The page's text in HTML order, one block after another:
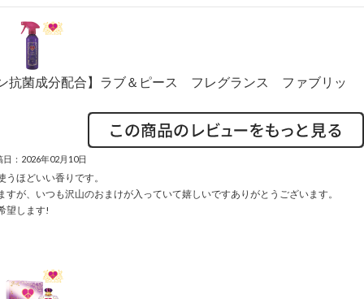
抗菌成分配合】ラブ＆ピース フレグランス ファブリッ
日：2026年02月10日
ほどいい香りです。
が、いつも沢山のおまけが入っていて嬉しいですありがとうございます。
望します!